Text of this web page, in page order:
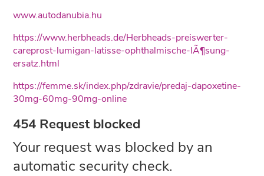
www.autodanubia.hu
https://www.herbheads.de/Herbheads-preiswerter-
careprost-lumigan-latisse-ophthalmische-lÃ¶sung-
ersatz.html
https://femme.sk/index.php/zdravie/predaj-dapoxetine-
30mg-60mg-90mg-online
454 Request blocked
Your request was blocked by an
automatic security check.